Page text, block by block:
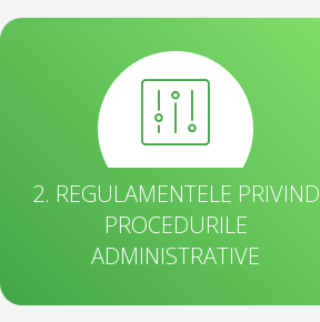
2. REGULAMENTELE PRIVIND
PROCEDURILE
ADMINISTRATIVE